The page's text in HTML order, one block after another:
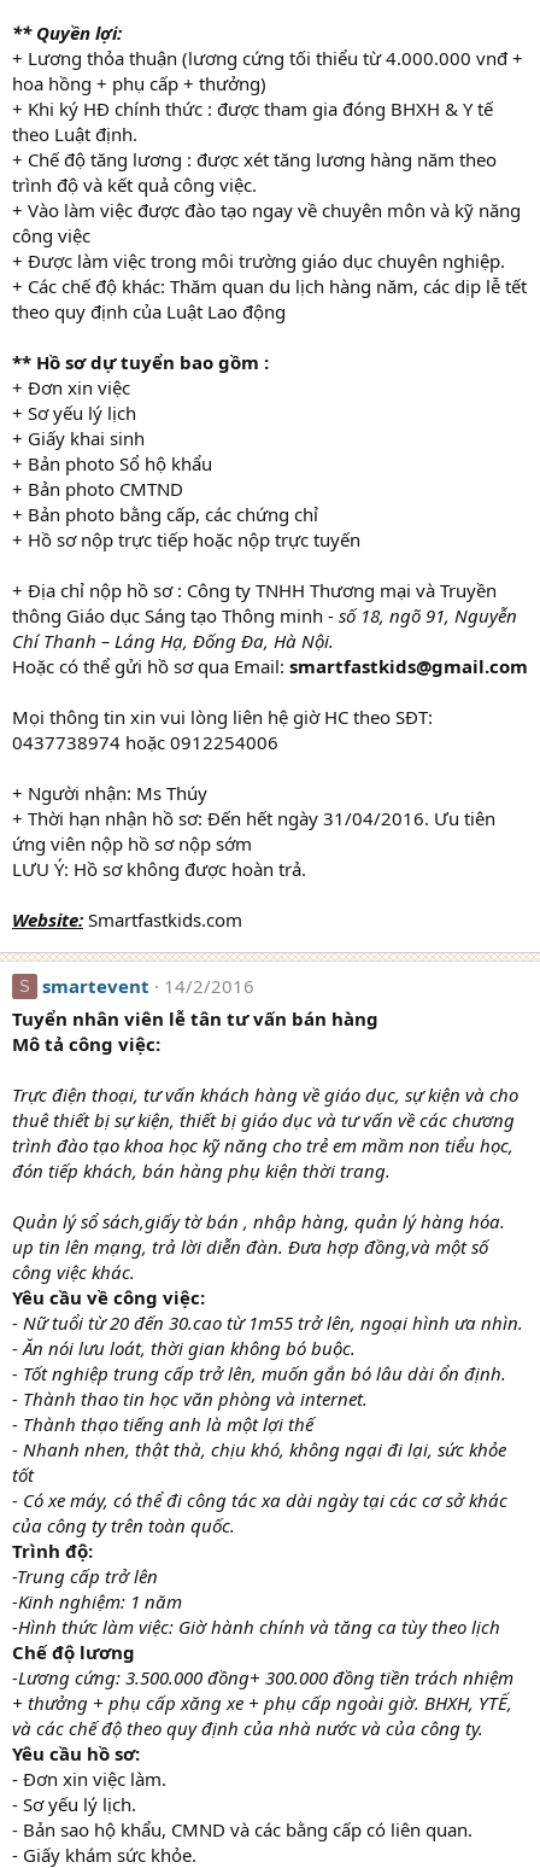
** Quyền lợi:
+ Lương thỏa thuận (lương cứng tối thiểu từ 4.000.000 vnđ +
hoa hồng + phụ cấp + thưởng)
+ Khi ký HĐ chính thức : được tham gia đóng BHXH & Y tế
theo Luật định.
+ Chế độ tăng lương : được xét tăng lương hàng năm theo
trình độ và kết quả công việc.
+ Vào làm việc được đào tạo ngay về chuyên môn và kỹ năng
công việc
+ Được làm việc trong môi trường giáo dục chuyên nghiệp.
+ Các chế độ khác: Thăm quan du lịch hàng năm, các dịp lễ tết
theo quy định của Luật Lao động
** Hồ sơ dự tuyển bao gồm :
+ Đơn xin việc
+ Sơ yếu lý lịch
+ Giấy khai sinh
+ Bản photo Sổ hộ khẩu
+ Bản photo CMTND
+ Bản photo bằng cấp, các chứng chỉ
+ Hồ sơ nộp trực tiếp hoặc nộp trực tuyến
+ Địa chỉ nộp hồ sơ : Công ty TNHH Thương mại và Truyền
thông Giáo dục Sáng tạo Thông minh - số 18, ngõ 91, Nguyễn
Chí Thanh – Láng Hạ, Đống Đa, Hà Nội.
Hoặc có thể gửi hồ sơ qua Email: smartfastkids@gmail.com
Mọi thông tin xin vui lòng liên hệ giờ HC theo SĐT:
0437738974 hoặc 0912254006
+ Người nhận: Ms Thúy
+ Thời hạn nhận hồ sơ: Đến hết ngày 31/04/2016. Ưu tiên
ứng viên nộp hồ sơ nộp sớm
LƯU Ý: Hồ sơ không được hoàn trả.
Website: Smartfastkids.com
S smartevent
14/2/2016
Tuyển nhân viên lễ tân tư vấn bán hàng
Mô tả công việc:
Trực điện thoại, tư vấn khách hàng về giáo dục, sự kiện và cho
thuê thiết bị sự kiện, thiết bị giáo dục và tư vấn về các chương
trình đào tạo khoa học kỹ năng cho trẻ em mầm non tiểu học,
đón tiếp khách, bán hàng phụ kiện thời trang.
Quản lý sổ sách,giấy tờ bán , nhập hàng, quản lý hàng hóa.
up tin lên mạng, trả lời diễn đàn. Đưa hợp đồng,và một số
công việc khác.
Yêu cầu về công việc:
- Nữ tuổi từ 20 đến 30.cao từ 1m55 trở lên, ngoại hình ưa nhìn.
- Ăn nói lưu loát, thời gian không bó buộc.
- Tốt nghiệp trung cấp trở lên, muốn gắn bó lâu dài ổn định.
- Thành thao tin học văn phòng và internet.
- Thành thạo tiếng anh là một lợi thế
- Nhanh nhen, thật thà, chịu khó, không ngại đi lại, sức khỏe
tốt
- Có xe máy, có thể đi công tác xa dài ngày tại các cơ sở khác
của công ty trên toàn quốc.
Trình độ:
-Trung cấp trở lên
-Kinh nghiệm: 1 năm
-Hình thức làm việc: Giờ hành chính và tăng ca tùy theo lịch
Chế độ lương
-Lương cứng: 3.500.000 đồng+ 300.000 đồng tiền trách nhiệm
+ thưởng + phụ cấp xăng xe + phụ cấp ngoài giờ. BHXH, YTẾ,
và các chế độ theo quy định của nhà nước và của công ty.
Yêu cầu hồ sơ:
- Đơn xin việc làm.
- Sơ yếu lý lịch.
- Bản sao hộ khẩu, CMND và các bằng cấp có liên quan.
- Giấy khám sức khỏe.